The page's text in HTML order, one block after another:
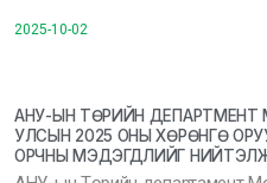
2025-10-02
АНУ-ЫН ТӨРИЙН ДЕПАРТМЕНТ
УЛСЫН 2025 ОНЫ ХӨРӨНГӨ
ОРЧНЫ МЭДЭГДЛИЙГ